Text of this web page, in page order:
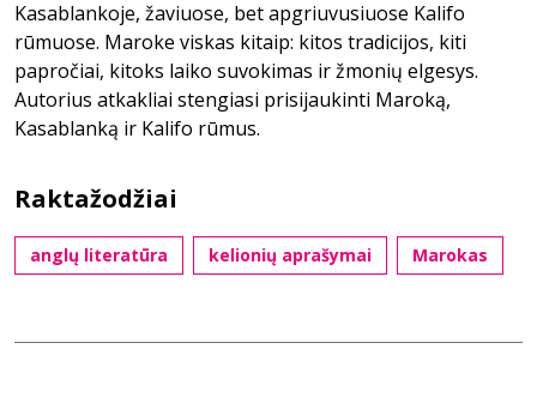
Kasablankoje, žaviuose, bet apgriuvusiuose Kalifo
rūmuose. Maroke viskas kitaip: kitos tradicijos, kiti
papročiai, kitoks laiko suvokimas ir žmonių elgesys.
Autorius atkakliai stengiasi prisijaukinti Maroką,
Kasablanką ir Kalifo rūmus.
Raktažodžiai
anglų literatūra kelionių aprašymai Marokas